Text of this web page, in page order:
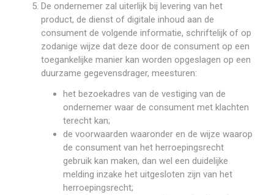
De ondernemer zal uiterlijk bij levering van het
product, de dienst of digitale inhoud aan de
consument de volgende informatie, schriftelijk of op
zodanige wijze dat deze door de consument op een
toegankelijke manier kan worden opgeslagen op een
duurzame gegevensdrager, meesturen:
het bezoekadres van de vestiging van de
ondernemer waar de consument met klachten
terecht kan;
de voorwaarden waaronder en de wijze waarop
de consument van het herroepingsrecht
gebruik kan maken, dan wel een duidelijke
melding inzake het uitgesloten zijn van het
herroepingsrecht;